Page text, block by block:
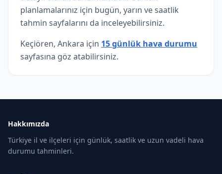
planlamalarınız için bugün, yarın ve saatlik
tahmin sayfalarını da inceleyebilirsiniz.
Keçiören, Ankara için 15 günlük hava durumu
sayfasına göz atabilirsiniz.
Hakkımızda
Türkiye il ve ilçeleri için günlük, saatlik ve uzun vadeli hava
durumu tahminleri.